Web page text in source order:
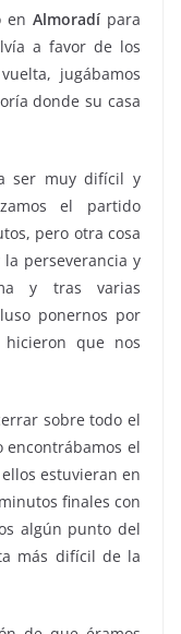
en Almoradípara
a favor de los
jugábamos
donde su casa
ser muy difícil y
el partido
pero otra cosa
perseverancia y
y tras varias
ponernos por
que nos
sobre todo el
el
estuvieran en
finales con
algún punto del
más difícil de la